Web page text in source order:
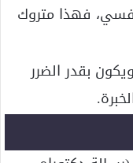
فهذا متروك
بقدر الضرر